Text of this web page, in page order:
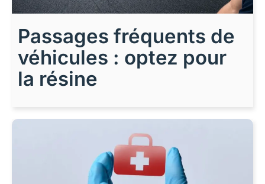
Passages fréquents de
véhicules : optez pour
la résine